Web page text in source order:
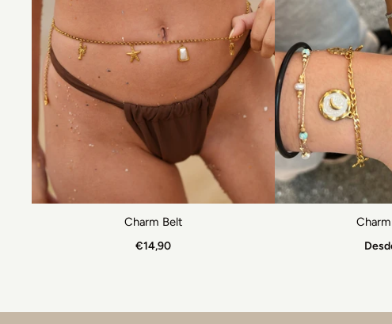
Charm Belt
€14,90